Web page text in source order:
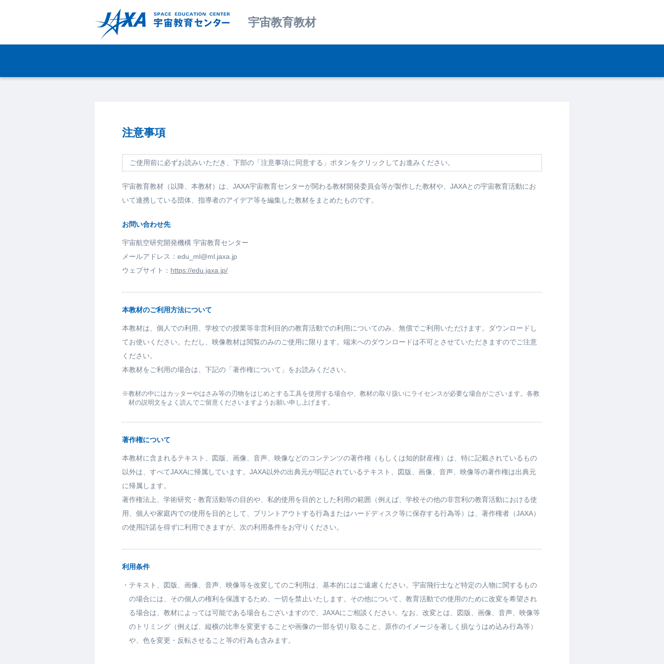
宇宙教育教材
注意事項
ご使用前に必ずお読みいただき、下部の「注意事項に同意する」ボタンをクリックしてお進みください。
宇宙教育教材（以降、本教材）は、JAXA宇宙教育センターが関わる教材開発委員会等が製作した教材や、JAXAとの宇宙教育活動にお
いて連携している団体、指導者のアイデア等を編集した教材をまとめたものです。
お問い合わせ先
宇宙航空研究開発機構 宇宙教育センター
メールアドレス： edu_ml@ml.jaxa.jp
ウェブサイト： https://edu.jaxa.jp/
本教材のご利用方法について
本教材は、個人での利用、学校での授業等非営利目的の教育活動での利用についてのみ、無償でご利用いただけます。ダウンロードし
てお使いください。ただし、映像教材は閲覧のみのご使用に限ります。端末へのダウンロードは不可とさせていただきますのでご注意
ください。
本教材をご利用の場合は、下記の「著作権について」をお読みください。
※教材の中にはカッターやはさみ等の刃物をはじめとする工具を使用する場合や、教材の取り扱いにライセンスが必要な場合がございます。各教
材の説明文をよく読んでご留意くださいますようお願い申し上げます。
著作権について
本教材に含まれるテキスト、図版、画像、音声、映像などのコンテンツの著作権（もしくは知的財産権）は、特に記載されているもの
以外は、すべてJAXAに帰属しています。JAXA以外の出典元が明記されているテキスト、図版、画像、音声、映像等の著作権は出典元
に帰属します。
著作権法上、学術研究・教育活動等の目的や、私的使用を目的とした利用の範囲（例えば、学校その他の非営利の教育活動における使
用、個人や家庭内での使用を目的として、プリントアウトする行為またはハードディスク等に保存する行為等）は、著作権者（JAXA）
の使用許諾を得ずに利用できますが、次の利用条件をお守りください。
利用条件
・ テキスト、図版、画像、音声、映像等を改変してのご利用は、基本的にはご遠慮ください。宇宙飛行士など特定の人物に関するもの
の場合には、その個人の権利を保護するため、一切を禁止いたします。その他について、教育活動での使用のために改変を希望され
る場合は、教材によっては可能である場合もございますので、JAXAにご相談ください。なお、改変とは、図版、画像、音声、映像等
のトリミング（例えば、縦横の比率を変更することや画像の一部を切り取ること、原作のイメージを著しく損なうはめ込み行為等）
や、色を変更・反転させること等の行為も含みます。